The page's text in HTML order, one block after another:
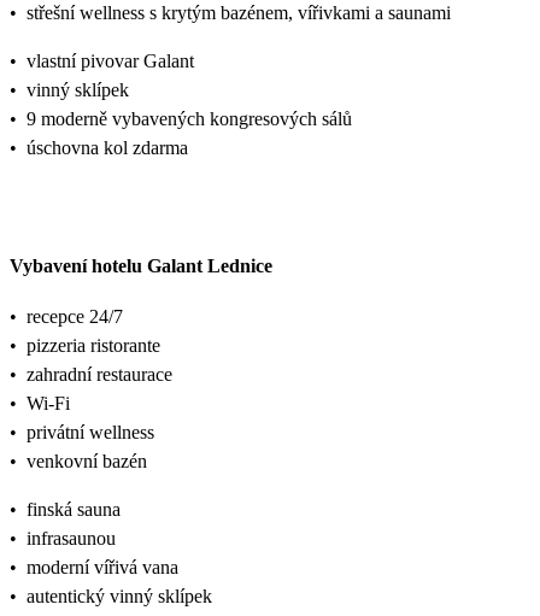
• střešní wellness s krytým bazénem, vířivkami a saunami
• vlastní pivovar Galant
• vinný sklípek
• 9 moderně vybavených kongresových sálů
• úschovna kol zdarma
Vybavení hotelu Galant Lednice
• recepce 24/7
• pizzeria ristorante
• zahradní restaurace
• Wi-Fi
• privátní wellness
• venkovní bazén
• finská sauna
• infrasaunou
• moderní vířivá vana
• autentický vinný sklípek